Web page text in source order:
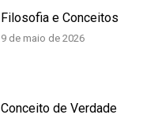
Filosofia e Conceitos
9 de maio de 2026
Conceito de Verdade